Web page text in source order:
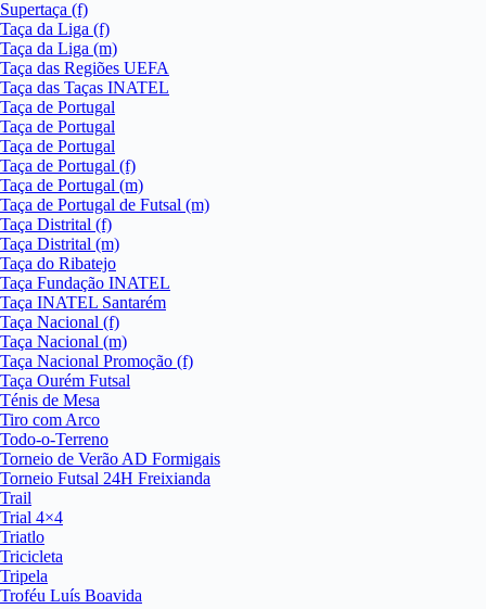
Supertaça (f)
Taça da Liga (f)
Taça da Liga (m)
Taça das Regiões UEFA
Taça das Taças INATEL
Taça de Portugal
Taça de Portugal
Taça de Portugal
Taça de Portugal (f)
Taça de Portugal (m)
Taça de Portugal de Futsal (m)
Taça Distrital (f)
Taça Distrital (m)
Taça do Ribatejo
Taça Fundação INATEL
Taça INATEL Santarém
Taça Nacional (f)
Taça Nacional (m)
Taça Nacional Promoção (f)
Taça Ourém Futsal
Ténis de Mesa
Tiro com Arco
Todo-o-Terreno
Torneio de Verão AD Formigais
Torneio Futsal 24H Freixianda
Trail
Trial 4×4
Triatlo
Tricicleta
Tripela
Troféu Luís Boavida